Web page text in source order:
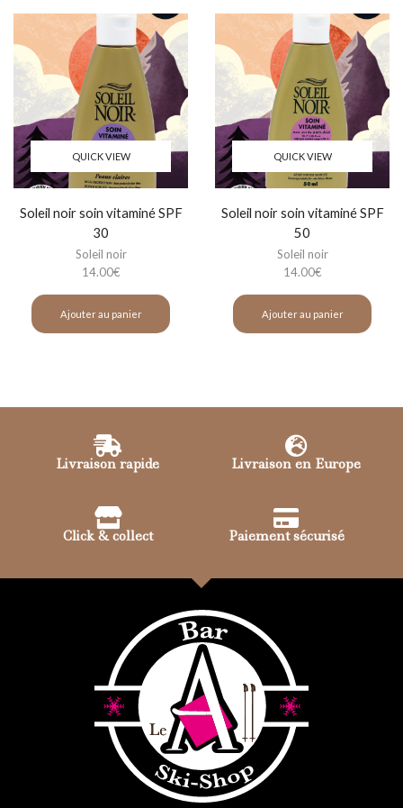
QUICK VIEW
Soleil noir soin vitaminé SPF
30
Soleil noir
14.00€
Ajouter au panier
QUICK VIEW
Soleil noir soin vitaminé SPF
50
Soleil noir
14.00€
Ajouter au panier
Livraison rapide Livraison en Europe
Click & collect Paiement sécurisé